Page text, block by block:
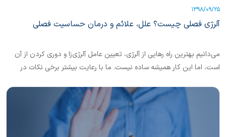
1398/09/25
آلرژی فصلی چیست؟ علل، علائم و درمان حساسیت فصلی
می‌دانیم بهترین راه رهایی از آلرژی، تعیین عامل آلرژی‌زا و دوری کردن از آن
است، اما این کار همیشه ساده نیست. ما با رعایت بیشتر برخی نکات در